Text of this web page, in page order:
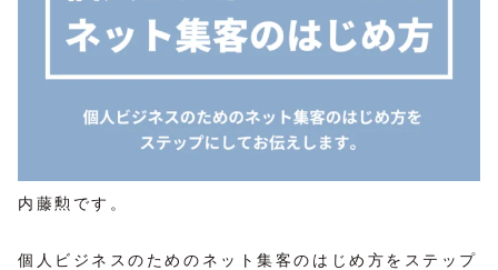
内藤勲です。
個人ビジネスのためのネット集客のはじめ方をステップ